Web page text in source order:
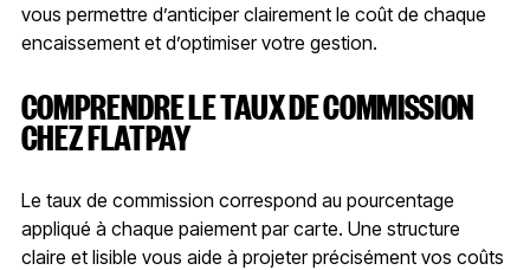
vous permettre d’anticiper clairement le coût de chaque
encaissement et d’optimiser votre gestion.
COMPRENDRE LE TAUX DE COMMISSION
CHEZ FLATPAY
Le taux de commission correspond au pourcentage
appliqué à chaque paiement par carte. Une structure
claire et lisible vous aide à projeter précisément vos coûts